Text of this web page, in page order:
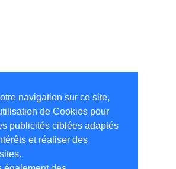
navigation sur ce site,
de Cookies pour
publicités ciblées adaptés
et réaliser des